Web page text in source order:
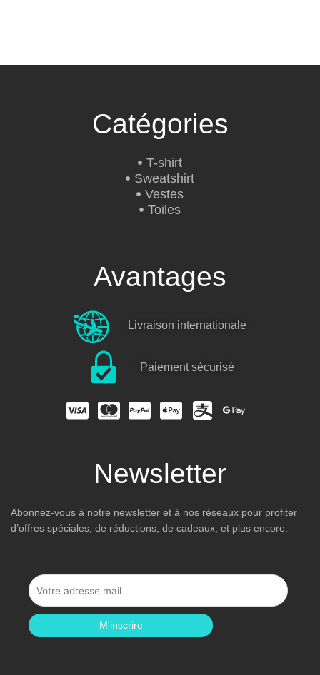
Catégories
T-shirt
Sweatshirt
Vestes
Toiles
Avantages
Livraison internationale
Paiement sécurisé
Newsletter
Abonnez-vous à notre newsletter et à nos réseaux pour profiter
d’offres spéciales, de réductions, de cadeaux, et plus encore.
M'inscrire